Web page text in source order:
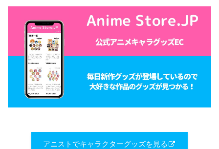
アニストでキャラクターグッズを見る